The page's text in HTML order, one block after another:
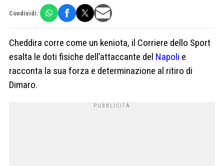
Condividi:
Cheddira corre come un keniota, il Corriere dello Sport
esalta le doti fisiche dell’attaccante del Napoli e
racconta la sua forza e determinazione al ritiro di
Dimaro.